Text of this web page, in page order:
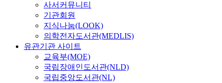
사서커뮤니티
기관회원
지식나눔(LOOK)
의학전자도서관(MEDLIS)
유관기관 사이트
교육부(MOE)
국립장애인도서관(NLD)
국립중앙도서관(NL)